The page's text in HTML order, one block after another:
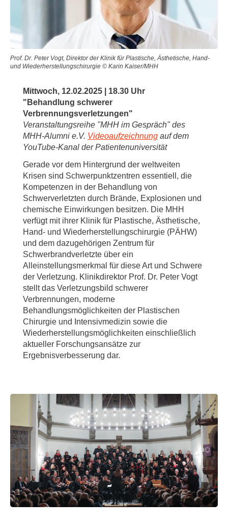
Prof. Dr. Peter Vogt, Direktor der Klinik für Plastische, Ästhetische, Hand-
und Wiederherstellungschirurgie © Karin Kaiser/MHH
Mittwoch, 12.02.2025 | 18.30 Uhr
"Behandlung schwerer
Verbrennungsverletzungen"
Veranstaltungsreihe "MHH im Gespräch" des
MHH-Alumni e.V. Videoaufzeichnung auf dem
YouTube-Kanal der Patientenuniversität
Gerade vor dem Hintergrund der weltweiten
Krisen sind Schwerpunktzentren essentiell, die
Kompetenzen in der Behandlung von
Schwerverletzten durch Brände, Explosionen und
chemische Einwirkungen besitzen. Die MHH
verfügt mit ihrer Klinik für Plastische, Ästhetische,
Hand- und Wiederherstellungschirurgie (PÄHW)
und dem dazugehörigen Zentrum für
Schwerbrandverletzte über ein
Alleinstellungsmerkmal für diese Art und Schwere
der Verletzung. Klinikdirektor Prof. Dr. Peter Vogt
stellt das Verletzungsbild schwerer
Verbrennungen, moderne
Behandlungsmöglichkeiten der Plastischen
Chirurgie und Intensivmedizin sowie die
Wiederherstellungsmöglichkeiten einschließlich
aktueller Forschungsansätze zur
Ergebnisverbesserung dar.